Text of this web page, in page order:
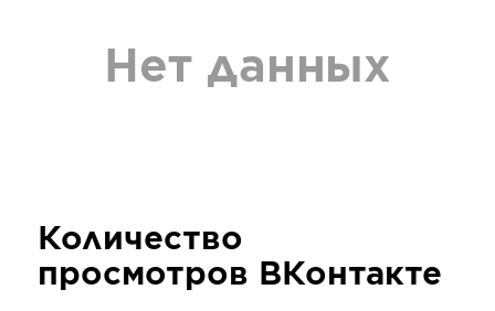
Нет данных
Количество
просмотров ВКонтакте